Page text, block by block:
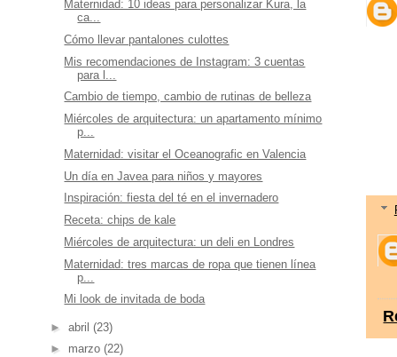
Maternidad: 10 ideas para personalizar Kura, la
ca...
Cómo llevar pantalones culottes
Mis recomendaciones de Instagram: 3 cuentas
para l...
Cambio de tiempo, cambio de rutinas de belleza
Miércoles de arquitectura: un apartamento mínimo
p...
Maternidad: visitar el Oceanografic en Valencia
Un día en Javea para niños y mayores
Inspiración: fiesta del té en el invernadero
Receta: chips de kale
Miércoles de arquitectura: un deli en Londres
Maternidad: tres marcas de ropa que tienen línea
p...
Mi look de invitada de boda
► abril (23)
► marzo (22)